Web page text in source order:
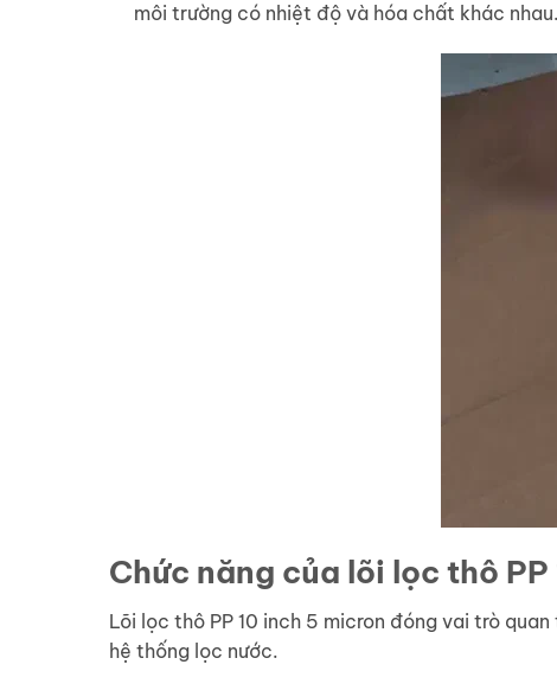
môi trường có nhiệt độ và hóa chất khác
Chức năng của lõi lọc thô
Lõi lọc thô PP 10 inch 5 micron đóng vai trò
hệ thống lọc nước.